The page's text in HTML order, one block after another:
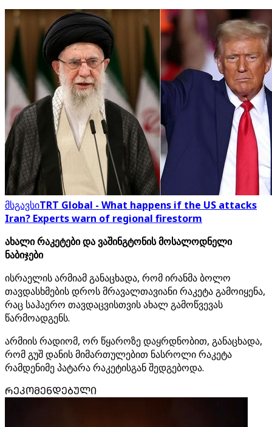
მსგავსიTRT Global - What happens if the US attacks
Iran? Experts warn of regional firestorm
ახალი რაკეტები და ვაშინგტონის მოსალოდნელი
ნაბიჯები
ისრაელის არმიამ განაცხადა, რომ ირანმა ბოლო
თავდასხმების დროს მრავალთავიანი რაკეტა გამოიყენა,
რაც საჰაერო თავდაცვისთვის ახალ გამოწვევას
წარმოადგენს.
არმიის რადიომ, ორ წყაროზე დაყრდნობით, განაცხადა,
რომ გუშ დანის მიმართულებით ნასროლი რაკეტა
რამდენიმე პატარა რაკეტისგან შედგებოდა.
ᲠᲔᲙᲝᲛᲔᲜᲓᲔᲑᲣᲚᲘ